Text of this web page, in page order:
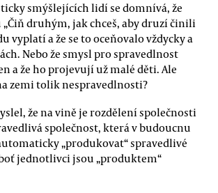
smýšlejících lidí se domnívá, že
„Čiň druhým, jak chceš, aby druzí činili
vyplatí a že se to oceňovalo vždycky a
Nebo že smysl pro spravedlnost
a že ho projevují už malé děti. Ale
zemi tolik nespravedlnosti?
že na vině je rozdělení společnosti
společnost, která v budoucnu
„produkovat“ spravedlivé
jednotlivci jsou „produktem“